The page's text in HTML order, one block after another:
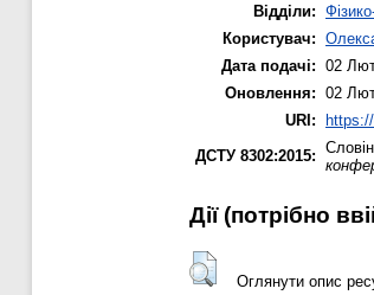
Відділи:
Користувач:
Дата подачі: 02
Оновлення: 02
URI:
ДСТУ 8302:2015:
Дії ​​(потрібно
Оглянути опис